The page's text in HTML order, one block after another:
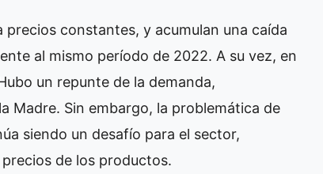
constantes, y acumulan una caída
al mismo período de 2022. A su vez, en
un repunte de la demanda,
Madre. Sin embargo, la problemática de
siendo un desafío para el sector,
de los productos.